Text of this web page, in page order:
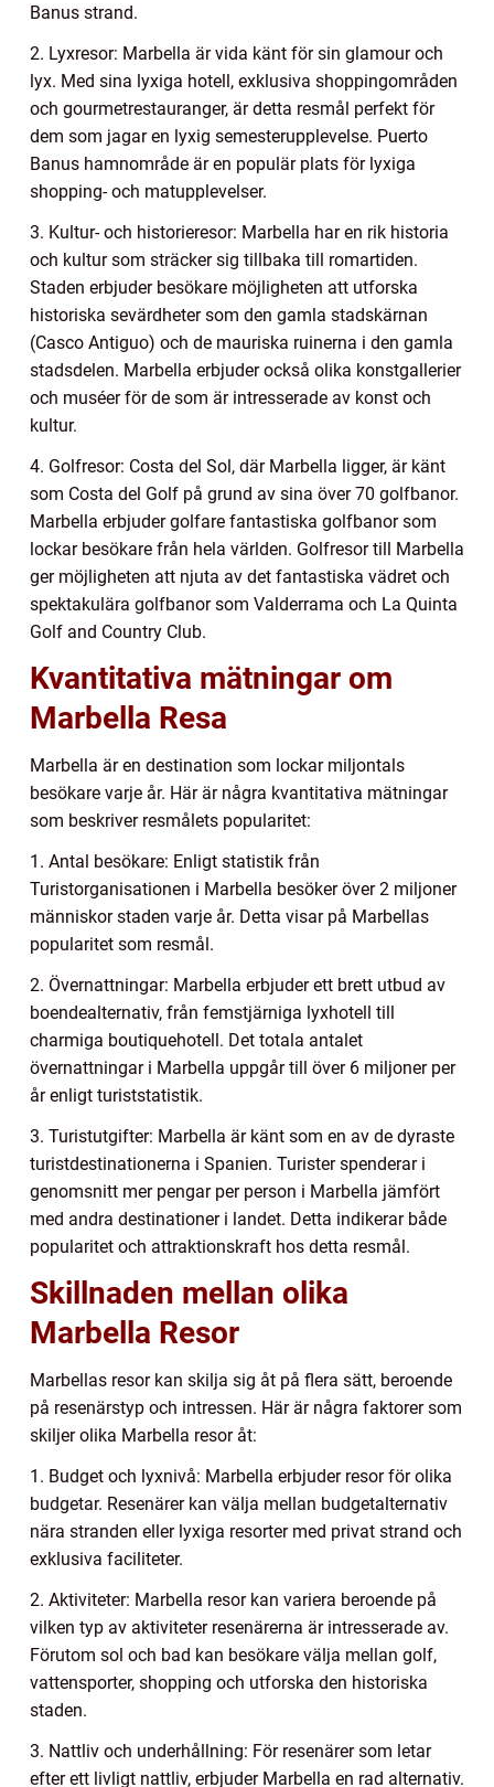
Banus strand.
2. Lyxresor: Marbella är vida känt för sin glamour och
lyx. Med sina lyxiga hotell, exklusiva shoppingområden
och gourmetrestauranger, är detta resmål perfekt för
dem som jagar en lyxig semesterupplevelse. Puerto
Banus hamnområde är en populär plats för lyxiga
shopping- och matupplevelser.
3. Kultur- och historieresor: Marbella har en rik historia
och kultur som sträcker sig tillbaka till romartiden.
Staden erbjuder besökare möjligheten att utforska
historiska sevärdheter som den gamla stadskärnan
(Casco Antiguo) och de mauriska ruinerna i den gamla
stadsdelen. Marbella erbjuder också olika konstgallerier
och muséer för de som är intresserade av konst och
kultur.
4. Golfresor: Costa del Sol, där Marbella ligger, är känt
som Costa del Golf på grund av sina över 70 golfbanor.
Marbella erbjuder golfare fantastiska golfbanor som
lockar besökare från hela världen. Golfresor till Marbella
ger möjligheten att njuta av det fantastiska vädret och
spektakulära golfbanor som Valderrama och La Quinta
Golf and Country Club.
Kvantitativa mätningar om
Marbella Resa
Marbella är en destination som lockar miljontals
besökare varje år. Här är några kvantitativa mätningar
som beskriver resmålets popularitet:
1. Antal besökare: Enligt statistik från
Turistorganisationen i Marbella besöker över 2 miljoner
människor staden varje år. Detta visar på Marbellas
popularitet som resmål.
2. Övernattningar: Marbella erbjuder ett brett utbud av
boendealternativ, från femstjärniga lyxhotell till
charmiga boutiquehotell. Det totala antalet
övernattningar i Marbella uppgår till över 6 miljoner per
år enligt turiststatistik.
3. Turistutgifter: Marbella är känt som en av de dyraste
turistdestinationerna i Spanien. Turister spenderar i
genomsnitt mer pengar per person i Marbella jämfört
med andra destinationer i landet. Detta indikerar både
popularitet och attraktionskraft hos detta resmål.
Skillnaden mellan olika
Marbella Resor
Marbellas resor kan skilja sig åt på flera sätt, beroende
på resenärstyp och intressen. Här är några faktorer som
skiljer olika Marbella resor åt:
1. Budget och lyxnivå: Marbella erbjuder resor för olika
budgetar. Resenärer kan välja mellan budgetalternativ
nära stranden eller lyxiga resorter med privat strand och
exklusiva faciliteter.
2. Aktiviteter: Marbella resor kan variera beroende på
vilken typ av aktiviteter resenärerna är intresserade av.
Förutom sol och bad kan besökare välja mellan golf,
vattensporter, shopping och utforska den historiska
staden.
3. Nattliv och underhållning: För resenärer som letar
efter ett livligt nattliv, erbjuder Marbella en rad alternativ.